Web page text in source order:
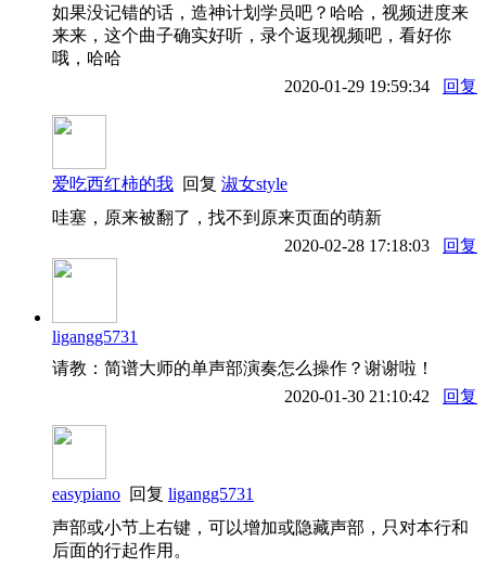
如果没记错的话，造神计划学员吧？哈哈，视频进度来
来来，这个曲子确实好听，录个返现视频吧，看好你
哦，哈哈
2020-01-29 19:59:34
回复
爱吃西红柿的我 回复 淑女style
哇塞，原来被翻了，找不到原来页面的萌新
2020-02-28 17:18:03
回复
ligangg5731
请教：简谱大师的单声部演奏怎么操作？谢谢啦！
2020-01-30 21:10:42
回复
easypiano 回复 ligangg5731
声部或小节上右键，可以增加或隐藏声部，只对本行和
后面的行起作用。